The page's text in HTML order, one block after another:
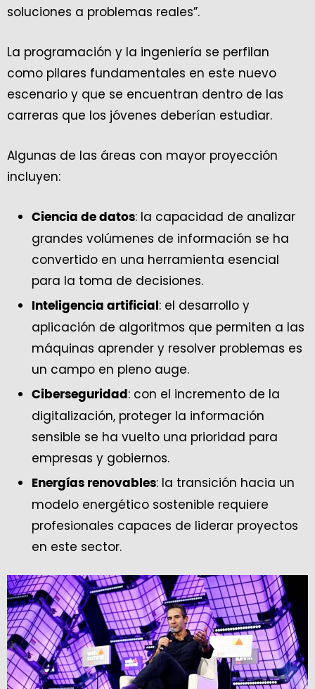
soluciones a problemas reales”.
La programación y la ingeniería se perfilan
como pilares fundamentales en este nuevo
escenario y que se encuentran dentro de las
carreras que los jóvenes deberían estudiar.
Algunas de las áreas con mayor proyección
incluyen:
Ciencia de datos: la capacidad de analizar
grandes volúmenes de información se ha
convertido en una herramienta esencial
para la toma de decisiones.
Inteligencia artificial : el desarrollo y
aplicación de algoritmos que permiten a las
máquinas aprender y resolver problemas es
un campo en pleno auge.
Ciberseguridad : con el incremento de la
digitalización, proteger la información
sensible se ha vuelto una prioridad para
empresas y gobiernos.
Energías renovables: la transición hacia un
modelo energético sostenible requiere
profesionales capaces de liderar proyectos
en este sector.